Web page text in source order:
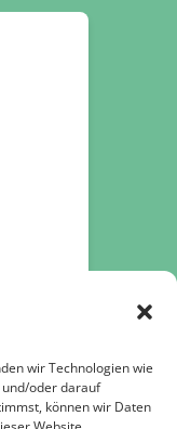
wir Technologien wie
oder darauf
können wir Daten